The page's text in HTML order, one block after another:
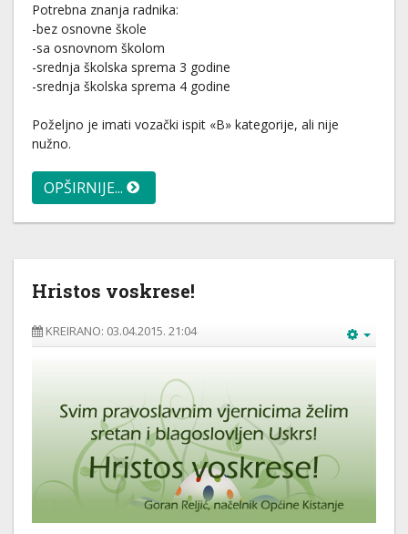
Potrebna znanja radnika:
-bez osnovne škole
-sa osnovnom školom
-srednja školska sprema 3 godine
-srednja školska sprema 4 godine
Poželjno je imati vozački ispit «B» kategorije, ali nije
nužno.
OPŠIRNIJE...
Hristos voskrese!
KREIRANO: 03.04.2015. 21:04